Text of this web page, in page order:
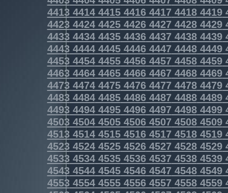
4413441444154416441744184419
4423442444254426442744284429
4433443444354436443744384439
4443444444454446444744484449
4453445444554456445744584459
4463446444654466446744684469
4473447444754476447744784479
4483448444854486448744884489
4493449444954496449744984499
4503450445054506450745084509
4513451445154516451745184519
4523452445254526452745284529
4533453445354536453745384539
4543454445454546454745484549
4553455445554556455745584559